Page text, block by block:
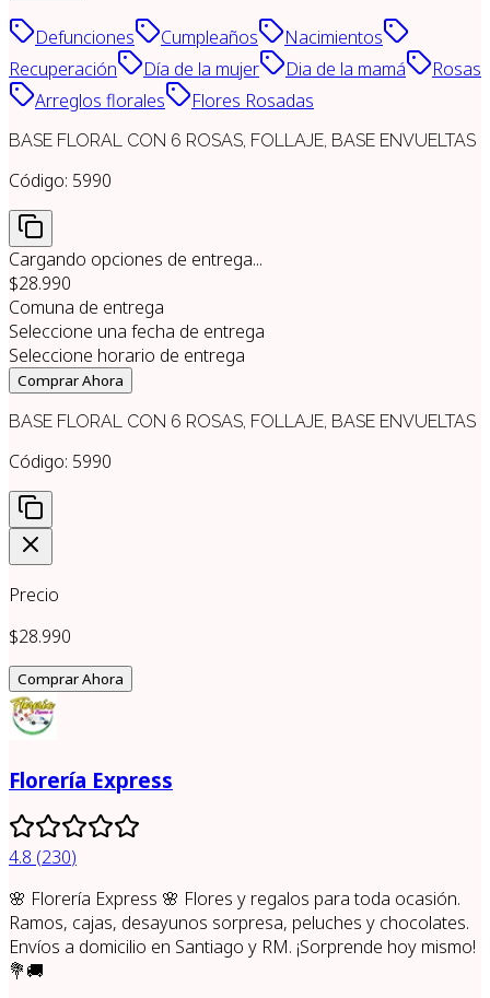
Defunciones Cumpleaños
Nacimientos
Recuperación
Día de la mujer Dia de la mamá
Rosas
Arreglos florales
Flores Rosadas
BASE FLORAL CON 6 ROSAS, FOLLAJE, BASE ENVUELTAS
Código: 5990
Cargando opciones de entrega...
$28.990
Comuna de entrega
Seleccione una fecha de entrega
Seleccione horario de entrega
Comprar Ahora
BASE FLORAL CON 6 ROSAS, FOLLAJE, BASE ENVUELTAS
Código: 5990
Precio
$28.990
Comprar Ahora
Florería Express
4.8 (230)
🌸 Florería Express 🌸 Flores y regalos para toda ocasión.
Ramos, cajas, desayunos sorpresa, peluches y chocolates.
Envíos a domicilio en Santiago y RM. ¡Sorprende hoy mismo!
💐🚚